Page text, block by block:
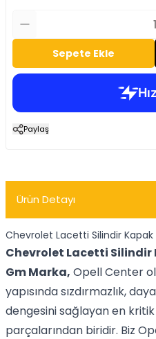
Sepete Ekle
Paylaş
Ürün Detayı
Chevrolet Lacetti Silindir Kapak
Chevrolet Lacetti Silindir
Gm Marka, Opell Center
yapısında sızdırmazlık,
dengesini sağlayan en
parçalarından biridir. Biz